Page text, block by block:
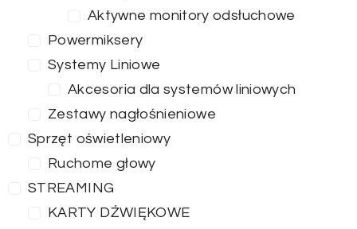
Aktywne monitory odsłuchowe
Powermiksery
Systemy Liniowe
Akcesoria dla systemów liniowych
Zestawy nagłośnieniowe
Sprzęt oświetleniowy
Ruchome głowy
STREAMING
KARTY DŹWIĘKOWE